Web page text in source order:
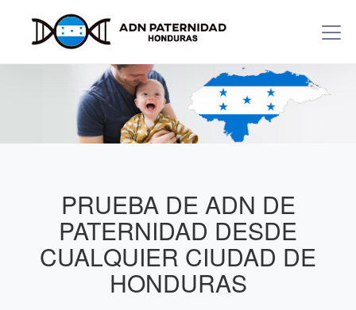
PRUEBA DE ADN DE
PATERNIDAD DESDE
CUALQUIER CIUDAD DE
HONDURAS